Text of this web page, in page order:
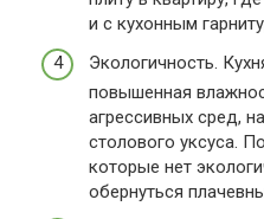
и с кухонным
Экологичность.
повышенная
агрессивных сред,
столового уксуса.
которые нет
обернуться